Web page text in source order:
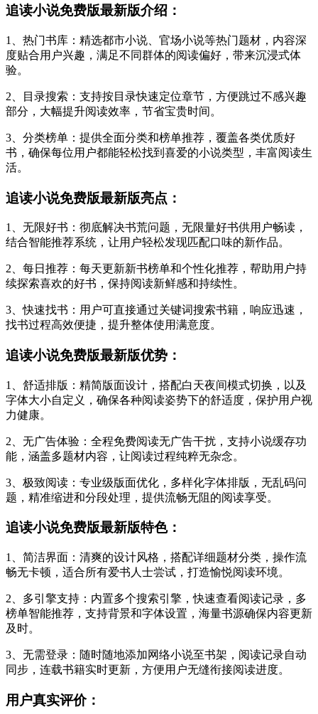
追读小说免费版最新版介绍：
1、热门书库：精选都市小说、官场小说等热门题材，内容深
度贴合用户兴趣，满足不同群体的阅读偏好，带来沉浸式体
验。
2、目录搜索：支持按目录快速定位章节，方便跳过不感兴趣
部分，大幅提升阅读效率，节省宝贵时间。
3、分类榜单：提供全面分类和榜单推荐，覆盖各类优质好
书，确保每位用户都能轻松找到喜爱的小说类型，丰富阅读生
活。
追读小说免费版最新版亮点：
1、无限好书：彻底解决书荒问题，无限量好书供用户畅读，
结合智能推荐系统，让用户轻松发现匹配口味的新作品。
2、每日推荐：每天更新新书榜单和个性化推荐，帮助用户持
续探索喜欢的好书，保持阅读新鲜感和持续性。
3、快速找书：用户可直接通过关键词搜索书籍，响应迅速，
找书过程高效便捷，提升整体使用满意度。
追读小说免费版最新版优势：
1、舒适排版：精简版面设计，搭配白天夜间模式切换，以及
字体大小自定义，确保各种阅读姿势下的舒适度，保护用户视
力健康。
2、无广告体验：全程免费阅读无广告干扰，支持小说缓存功
能，涵盖多题材内容，让阅读过程纯粹无杂念。
3、极致阅读：专业级版面优化，多样化字体排版，无乱码问
题，精准缩进和分段处理，提供流畅无阻的阅读享受。
追读小说免费版最新版特色：
1、简洁界面：清爽的设计风格，搭配详细题材分类，操作流
畅无卡顿，适合所有爱书人士尝试，打造愉悦阅读环境。
2、多引擎支持：内置多个搜索引擎，快速查看阅读记录，多
榜单智能推荐，支持背景和字体设置，海量书源确保内容更新
及时。
3、无需登录：随时随地添加网络小说至书架，阅读记录自动
同步，连载书籍实时更新，方便用户无缝衔接阅读进度。
用户真实评价：